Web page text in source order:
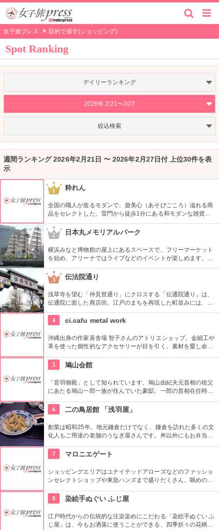
女子旅プレス 目的で探す(ショッピング)
Spot Ranking
デイリーランキング
2026年 2/21〜2/27
絞込検索
週間ランキング 2026年2月21日 〜 2026年2月27日付 上位30件を表
示
1 粋れん
全国の職人が造るモダンで、遊美心（あそびごころ）溢れる商
品をセレクトした、雷門から徒歩1分にある和モダンな雑貨
屋。都内でも、このお店しか置いていない商品が半数以上を占
めるので、粋な雑貨を探すのが楽しくなりそう。
2 日本丸メモリアルパーク
横浜みなと博物館の屋上にあるスペースで、フリーマーケット
を始め、アリーナではライブなどのイベントが楽しめます。も
ともとは船の修繕用に建設されたドックで今では国の重要文化
財に指定されています。
3 伝法院通り
浅草寺を望む「仲見世通り」にクロスする「伝通院通り」は、
伝通院に面した商店街。江戸のまちを再現した町並みには、屋
根の上の鼠小僧や火の見櫓、軒瓦、などたくさんの見どころが
あります。多彩なお店が並んでいて、買い物や食事も楽しめま
4 ci.cafu metal work
沖縄出身の作家喜舎場 智子さんのアトリエショップ。金細工や
革を使った個性的なアクセサリーが目を引く。素材を愛し命を
5
鳩山会館
「音羽御殿」として知られています。鳩山由紀夫元首相の祖父
にあたる鳩山一郎一族が住んでいた豪邸。一郎の首相在任時に
8（1996）年に大修復を完了させ、鳩山会館としてオープンし
ました。敷地内のバラやボタン、桜も見事です。
6 二の鳥居館 「浅羽屋」
創業は昭和25年。地元鎌倉だけでなく、鎌倉を訪れた多くの文
化人もご用達の老舗のうなぎ屋さんです。丼以外にもお弁当や
ぎを目指して若宮大路を散策するのもよさそう。
7 マロニエゲート
ショッピングエリアはユナイテッドアローズなどのファッショ
ンセレクトショップや東急ハンズまで盛りだくさん。眺めの良
トンプソンなど、世界のグルメがカジュアルなスタイルで楽し
めます。
8 染絵手ぬぐい ふじ屋
江戸時代からの伝統的な注染染めにこだわる「染絵手ぬぐい ふ
じ屋」は、今もお洒落に使うことができる、四季折々の花柄や